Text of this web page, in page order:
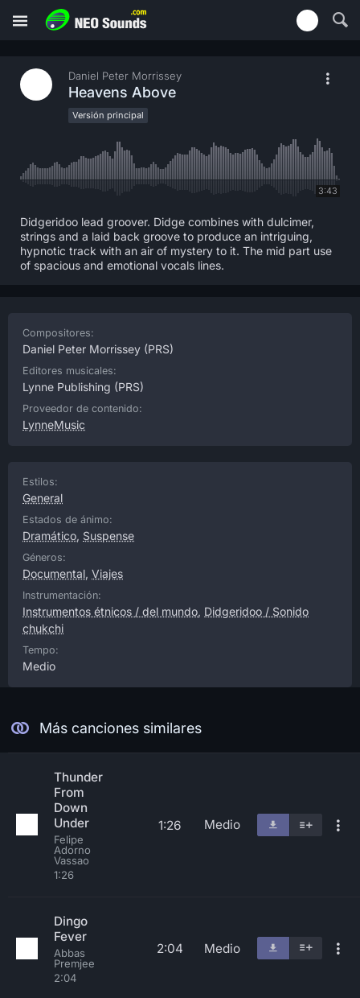
Daniel Peter Morrissey
Heavens Above
Versión principal
3:43
Didgeridoo lead groover. Didge combines with dulcimer,
strings and a laid back groove to produce an intriguing,
hypnotic track with an air of mystery to it. The mid part use
of spacious and emotional vocals lines.
Compositores:
Daniel Peter Morrissey (PRS)
Editores musicales:
Lynne Publishing (PRS)
Proveedor de contenido:
LynneMusic
Estilos:
General
Estados de ánimo:
Dramático, Suspense
Géneros:
Documental, Viajes
Instrumentación:
Instrumentos étnicos / del mundo, Didgeridoo / Sonido
chukchi
Tempo:
Medio
Más canciones similares
Thunder
From
Down
Under
Felipe
Adorno
Vassao
1:26
1:26 Medio
Dingo
Fever
Abbas
Premjee
2:04
2:04 Medio